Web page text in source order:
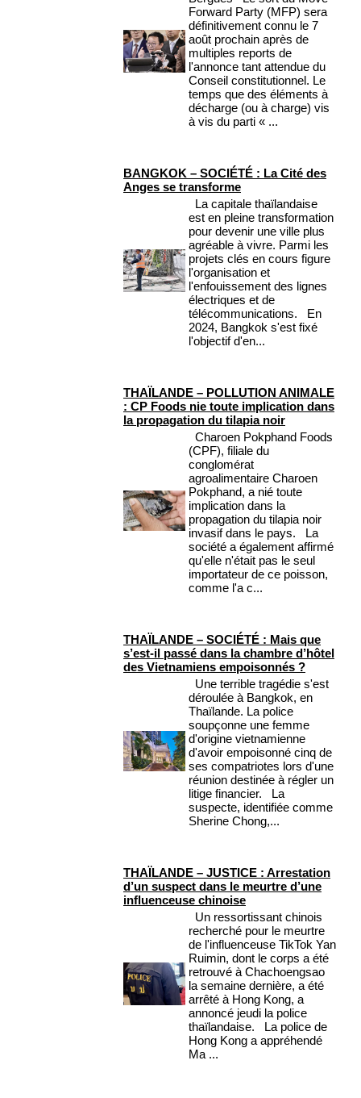
Forward Party (MFP) sera
définitivement connu le 7
août prochain après de
multiples reports de
l'annonce tant attendue du
Conseil constitutionnel. Le
temps que des éléments à
décharge (ou à charge) vis
à vis du parti « ...
BANGKOK – SOCIÉTÉ : La Cité des
Anges se transforme
La capitale thaïlandaise
est en pleine transformation
pour devenir une ville plus
agréable à vivre. Parmi les
projets clés en cours figure
l'organisation et
l'enfouissement des lignes
électriques et de
télécommunications. En
2024, Bangkok s'est fixé
l'objectif d'en...
THAÏLANDE – POLLUTION ANIMALE
: CP Foods nie toute implication dans
la propagation du tilapia noir
Charoen Pokphand Foods
(CPF), filiale du
conglomérat
agroalimentaire Charoen
Pokphand, a nié toute
implication dans la
propagation du tilapia noir
invasif dans le pays. La
société a également affirmé
qu'elle n'était pas le seul
importateur de ce poisson,
comme l'a c...
THAÏLANDE – SOCIÉTÉ : Mais que
s’est-il passé dans la chambre d’hôtel
des Vietnamiens empoisonnés ?
Une terrible tragédie s'est
déroulée à Bangkok, en
Thaïlande. La police
soupçonne une femme
d'origine vietnamienne
d'avoir empoisonné cinq de
ses compatriotes lors d'une
réunion destinée à régler un
litige financier. La
suspecte, identifiée comme
Sherine Chong,...
THAÏLANDE – JUSTICE : Arrestation
d’un suspect dans le meurtre d’une
influenceuse chinoise
Un ressortissant chinois
recherché pour le meurtre
de l'influenceuse TikTok Yan
Ruimin, dont le corps a été
retrouvé à Chachoengsao
la semaine dernière, a été
arrêté à Hong Kong, a
annoncé jeudi la police
thaïlandaise. La police de
Hong Kong a appréhendé
Ma ...